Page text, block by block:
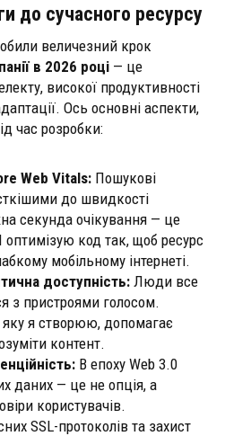
до сучасного ресурсу
величезний крок
в 2026 році — це
високої продуктивності
Ось основні аспекти,
час розробки:
Web Vitals: Пошукові
до швидкості
секунда очікування — це
оптимізую код так, щоб ресурс
мобільному інтернеті.
доступність: Люди все
з пристроями голосом.
яку я створюю, допомагає
контент.
В епоху Web 3.0
даних — це не опція, а
користувачів.
SSL-протоколів та захист